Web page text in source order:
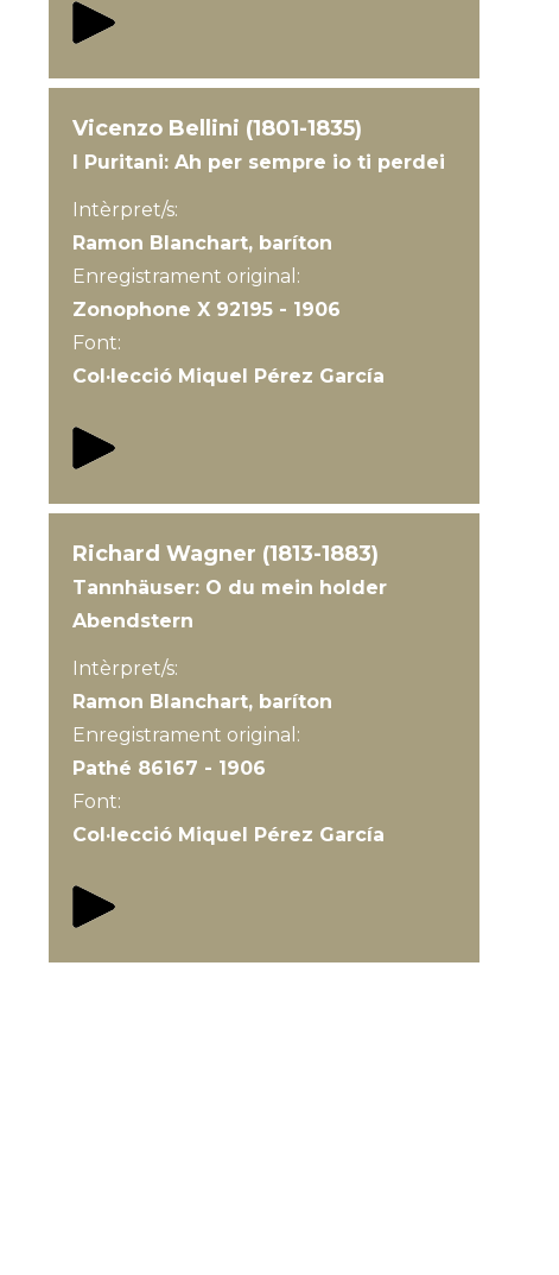
Vicenzo Bellini (1801-1835)
I Puritani: Ah per sempre io ti perdei
Intèrpret/s:
Ramon Blanchart, baríton
Enregistrament original:
Zonophone X 92195 - 1906
Font:
Col·lecció Miquel Pérez García
Richard Wagner (1813-1883)
Tannhäuser: O du mein holder
Abendstern
Intèrpret/s:
Ramon Blanchart, baríton
Enregistrament original:
Pathé 86167 - 1906
Font:
Col·lecció Miquel Pérez García